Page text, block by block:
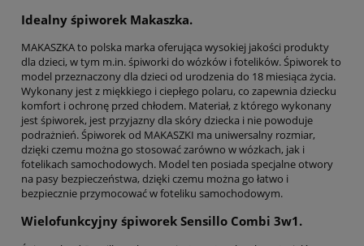
Idealny śpiworek Makaszka.
MAKASZKA to polska marka oferująca wysokiej jakości produkty
dla dzieci, w tym m.in. śpiworki do wózków i fotelików. Śpiworek to
model przeznaczony dla dzieci od urodzenia do 18 miesiąca życia.
Wykonany jest z miękkiego i ciepłego polaru, co zapewnia dziecku
komfort i ochronę przed chłodem. Materiał, z którego wykonany
jest śpiworek, jest przyjazny dla skóry dziecka i nie powoduje
podrażnień. Śpiworek od MAKASZKI ma uniwersalny rozmiar,
dzięki czemu można go stosować zarówno w wózkach, jak i
fotelikach samochodowych. Model ten posiada specjalne otwory
na pasy bezpieczeństwa, dzięki czemu można go łatwo i
bezpiecznie przymocować w foteliku samochodowym.
Wielofunkcyjny śpiworek Sensillo Combi 3w1.